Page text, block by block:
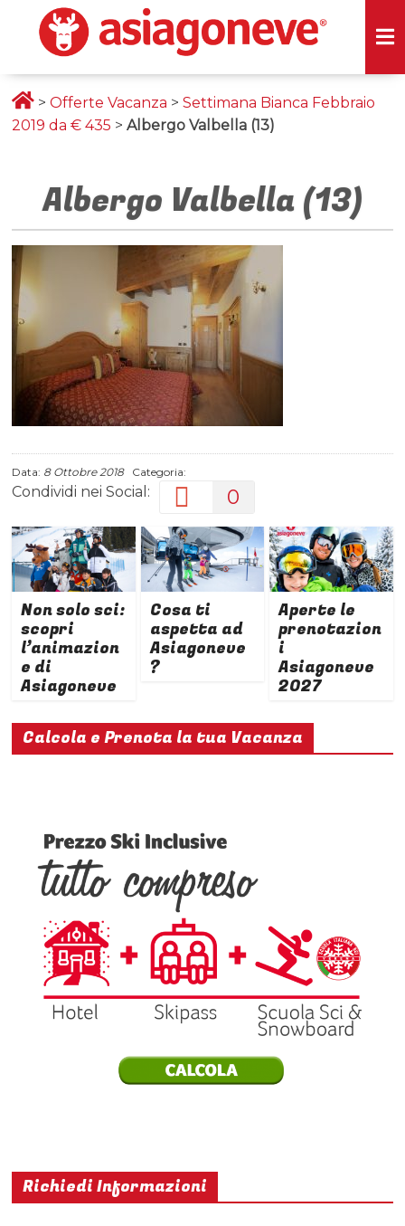
>Offerte Vacanza >Settimana Bianca Febbraio
2019 da € 435 >Albergo Valbella (13)
Albergo Valbella (13)
Data: 8 Ottobre 2018Categoria:
Condividi nei Social: 0
Non solo sci:
scopri
l’animazion
e di
Asiagoneve
Cosa ti
aspetta ad
Asiagoneve
?
Aperte le
prenotazion
i
Asiagoneve
2027
Calcola e Prenota la tua Vacanza
Richiedi Informazioni